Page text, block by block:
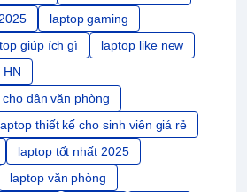
laptop gaming
giúp ích gì
laptop like new
dân văn phòng
thiết kế cho sinh viên giá rẻ
laptop tốt nhất 2025
laptop văn phòng